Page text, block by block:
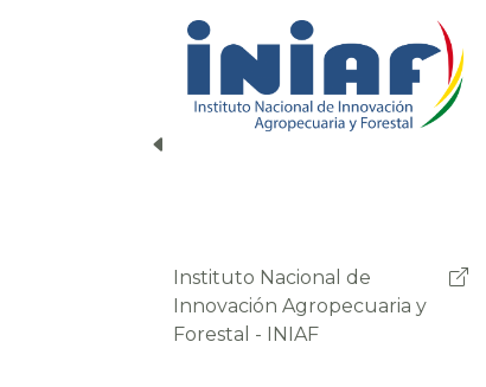
IPDSA - Soberania
Alimentaria